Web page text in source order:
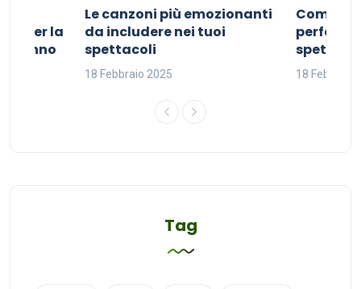
per la
sonno
Le canzoni più emozionanti
da includere nei tuoi
spettacoli
18 Febbraio 2025
Come
perfetta
18 Febbraio
Tag